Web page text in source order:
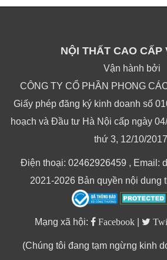
NỘI THẤT CAO CẤP
Vận hành bởi
CÔNG TY CỔ PHẦN PHONG
Giấy phép đăng ký kinh doanh số
hoạch và Đầu tư Hà Nội cấp ngày
thứ 3, 12/10/
Điện thoại: 02462926459 , Email:
2021-2026 Bản quyền nội dung
Mạng xã hội: Facebook
(Chúng tôi đang tạm ngừng kinh